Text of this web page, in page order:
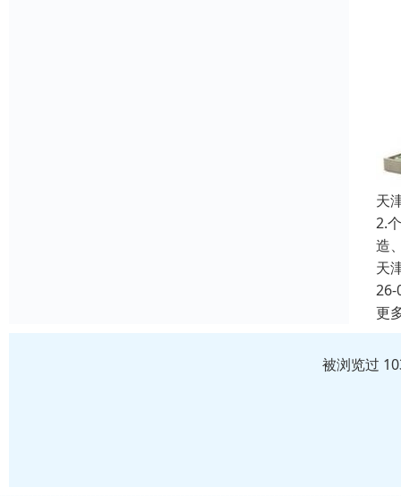
天
2.
造
天
26-
更
被浏览过